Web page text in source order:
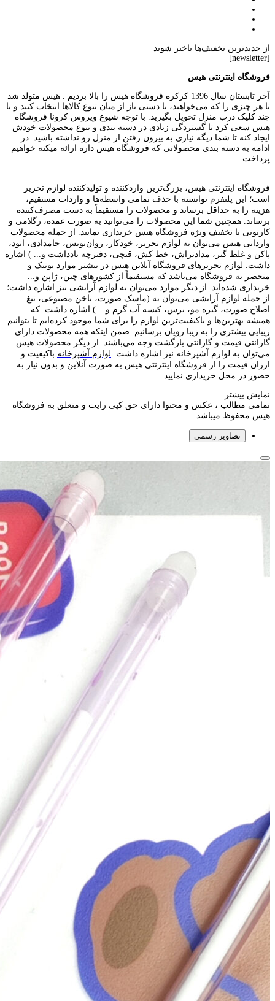
از جدیدترین تخفیف‌ها باخبر شوید
[newsletter]
فروشگاه اینترنتی هیس
آخر تابستان سال 1396 کرکره فروشگاه هیس را بالا بردیم . هیس متولد شد
تا هر چیزی را که می‌خواهید، با دستی باز از میان تنوع کالاها انتخاب کنید و با
چند کلیک درب منزل تحویل بگیرید. با توجه شیوع ویروس کرونا فروشگاه
هیس سعی کرد تا گستردگی زیادی در دسته بندی و تنوع محصولات خودش
ایجاد کنه تا شما دیگه نیازی به بیرون رفتن از منزل رو نداشته باشید. در
ادامه به دسته بندی محصولاتی که فروشگاه هیس داره ارائه میکنه خواهیم
پرداخت .
فروشگاه اینترنتی هیس، بزرگ‌ترین وارد‌کننده و تولید‌کننده لوازم تحریر
است؛ این پلتفرم توانسته با حذف تمامی واسطه‌ها و واردات مستقیم،
هزینه را به حداقل برساند و محصولات را مستقیماً به دست مصرف‌کننده
برساند. همچنین شما این محصولات را می‌توانید به صورت عمده، رگلامی و
کارتونی با تخفیف ویژه فروشگاه هیس خریداری نمایید. از جمله محصولات
وارداتی هیس می‌توان به لوازم تحریر ، خودکار ، روان‌نویس، جامدادی، اتود ،
پاکن و غلط گیر ، مدادتراش، خط کش، قیچی، دفترچه یادداشت و... ) اشاره
داشت. لوازم تحریر‌های فروشگاه آنلاین هیس در بیشتر موارد یونیک و
منحصر به فروشگاه می‌باشد که مستقیماً از کشور‌های چین، ژاپن و...
خریداری شده‌اند. از دیگر موارد می‌توان به لوازم آرایشی نیز اشاره داشت؛
از جمله لوازم آرایشی می‌توان به (ماسک صورت، ناخن مصنوعی، تیغ
اصلاح صورت، گیره مو، برس، کیسه آب گرم و... ) اشاره داشت. که
همیشه بهترین‌ها و باکیفیت‌ترین لوازم را برای شما موجود کرده‌ایم تا بتوانیم
زیبایی بیشتری را به زیبا رویان برسانیم. ضمن اینکه همه محصولات دارای
گارانتی قیمت و گارانتی بازگشت وجه می‌باشند. از دیگر محصولات هیس
می‌توان به لوازم آشپزخانه نیز اشاره داشت. لوازم آشپزخانه باکیفیت و
ارزان قیمت را از فروشگاه اینترنتی هیس به صورت آنلاین و بدون نیاز به
حضور در محل خریداری نمایید.
نمایش بیشتر
تمامی مطالب ، عکس و محتوا دارای حق کپی رایت و متعلق به فروشگاه
هیس محفوظ میباشد.
تصاویر رسمی